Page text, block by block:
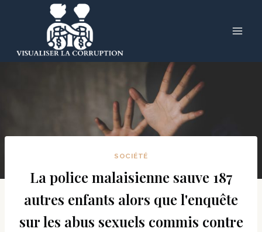
SOCIÉTÉ
La police malaisienne sauve 187
autres enfants alors que l'enquête
sur les abus sexuels commis contre